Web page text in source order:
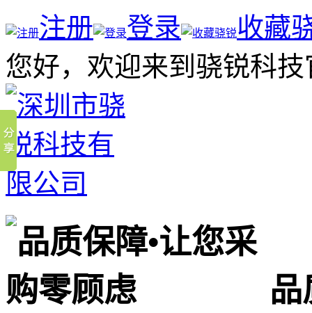
注册 登录
收藏
您好，欢迎来到骁锐科
品